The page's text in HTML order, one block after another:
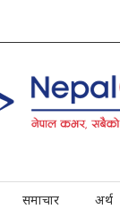
समाचार अर्थ